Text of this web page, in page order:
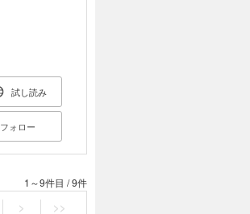
試し読み
フォロー
1～9件目 /9件
> >>